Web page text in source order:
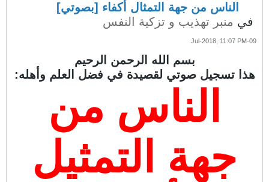
الناس من جهة التمثال أكفاء [بصوتي]
في منبر تهذيب و تزكية النفس
09-Jul-2018, 11:07 PM
بسم الله الرحمن الرحيم
هذا تسجيل صوتي لقصيدة في فضل العلم وأهله:
الناس من
جهة التمثيل